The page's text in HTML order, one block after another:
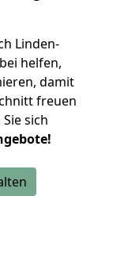
Linden-
helfen,
damit
freuen
sich